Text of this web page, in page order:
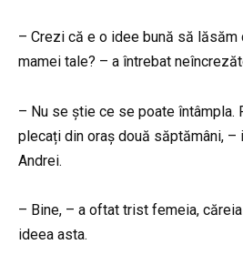
– Crezi că e o idee bună să lăsăm
mamei tale? – a întrebat
– Nu se știe ce se poate întâmpla.
plecați din oraș două săptămâni,
Andrei.
– Bine, – a oftat trist femeia,
ideea asta.